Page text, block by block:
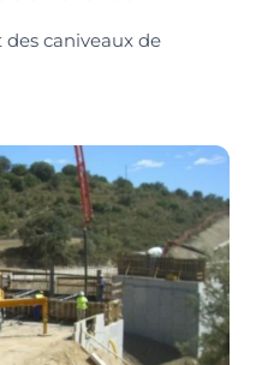
caniveaux de